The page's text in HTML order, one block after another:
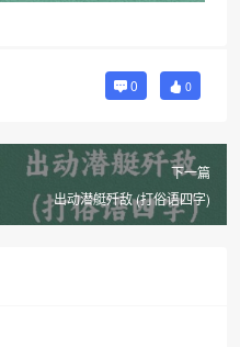
0 0
下一篇
出动潜艇歼敌 (打俗语四字)